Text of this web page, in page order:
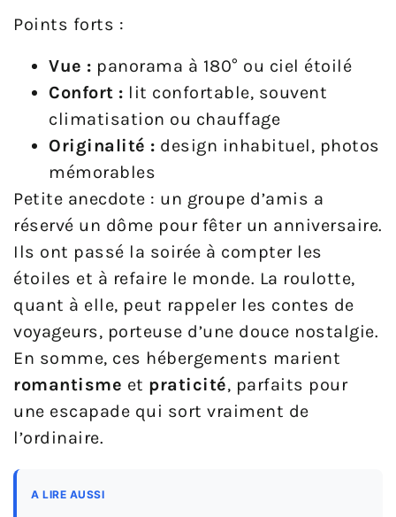
Points forts :
Vue : panorama à 180° ou ciel étoilé
Confort : lit confortable, souvent
climatisation ou chauffage
Originalité : design inhabituel, photos
mémorables
Petite anecdote : un groupe d’amis a
réservé un dôme pour fêter un anniversaire.
Ils ont passé la soirée à compter les
étoiles et à refaire le monde. La roulotte,
quant à elle, peut rappeler les contes de
voyageurs, porteuse d’une douce nostalgie.
En somme, ces hébergements marient
romantisme et praticité, parfaits pour
une escapade qui sort vraiment de
l’ordinaire.
A LIRE AUSSI